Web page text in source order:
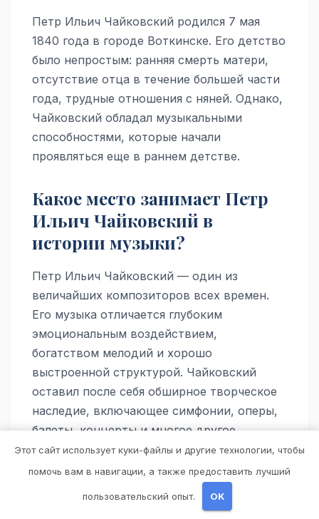
Петр Ильич Чайковский родился 7 мая
1840 года в городе Воткинске. Его детство
было непростым: ранняя смерть матери,
отсутствие отца в течение большей части
года, трудные отношения с няней. Однако,
Чайковский обладал музыкальными
способностями, которые начали
проявляться еще в раннем детстве.
Какое место занимает Петр
Ильич Чайковский в
истории музыки?
Петр Ильич Чайковский — один из
величайших композиторов всех времен.
Его музыка отличается глубоким
эмоциональным воздействием,
богатством мелодий и хорошо
выстроенной структурой. Чайковский
оставил после себя обширное творческое
наследие, включающее симфонии, оперы,
балеты, концерты и многое другое.
Какие работы Петра Ильича
Чайковского наиболее
Этот сайт использует куки-файлы и другие технологии, чтобы
помочь вам в навигации, а также предоставить лучший
пользовательский опыт. OK